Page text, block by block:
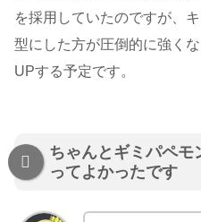
を採用していたのですが、
型にした方が圧倒的に強く
UPする予定です。
ちゃんとギミパペモ
ってよかったです